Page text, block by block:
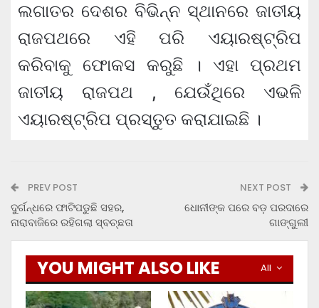
ଲଗାତର ଦେଶର ବିଭିନ୍ନ ସ୍ଥାନରେ ଜାତୀୟ
ରାଜପଥରେ ଏହି ପରି ଏୟାରଷ୍ଟ୍ରିପ
କରିବାକୁ ଫୋକସ କରୁଛି । ଏହା ପ୍ରଥମ
ଜାତୀୟ ରାଜପଥ , ଯେଉଁଥିରେ ଏଭଳି
ଏୟାରଷ୍ଟ୍ରିପ ପ୍ରସ୍ତୁତ କରାଯାଇଛି ।
PREV POST
ଦୁର୍ଗନ୍ଧରେ ଫାଟିପଡୁଛି ସହର,
ନାରାବାଜିରେ ରହିଗଲା ସ୍ବଚ୍ଛତା
NEXT POST
ଧୋନୀଙ୍କ ପରେ ବଡ଼ ପରଦାରେ
ଗାଙ୍ଗୁଲୀ
All
YOU MIGHT ALSO LIKE